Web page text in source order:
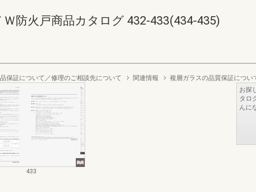
Ｗ防火戸商品カタログ 432-433(434-435)
保証について／修理のご相談先について 関連情報 複層ガラスの品質保証につい
433
お探
タロ
んに